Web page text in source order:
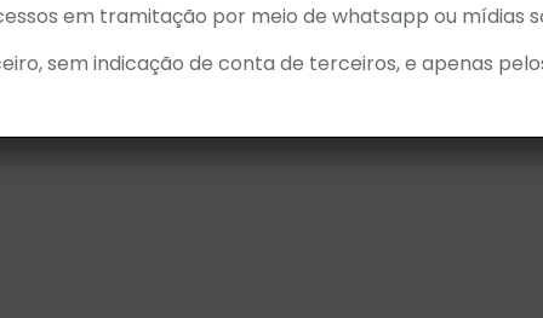
em tramitação por meio de whatsapp ou mídias
sem indicação de conta de terceiros, e apenas